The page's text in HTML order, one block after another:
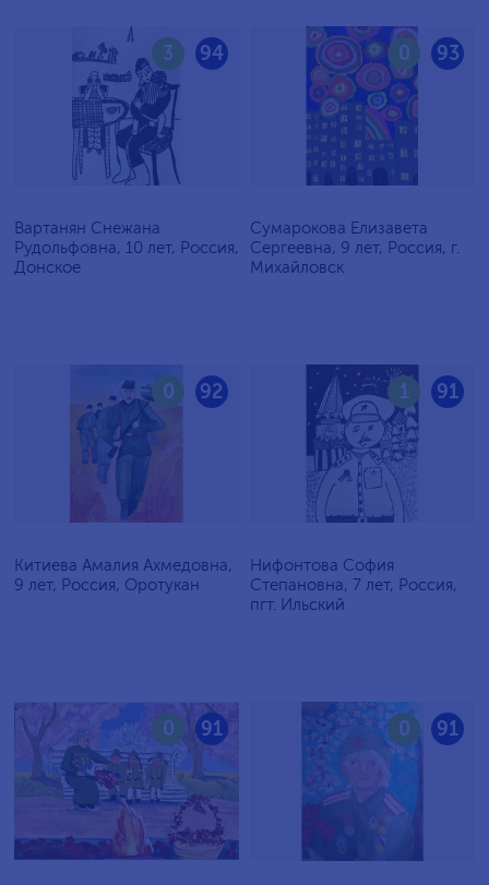
94
3
Вартанян Снежана
Рудольфовна, 10 лет, Россия,
Донское
93
0
Сумарокова Елизавета
Сергеевна, 9 лет, Россия, г.
Михайловск
92
0
Китиева Амалия Ахмедовна,
9 лет, Россия, Оротукан
91
1
Нифонтова София
Степановна, 7 лет, Россия,
пгт. Ильский
91
0 91
0